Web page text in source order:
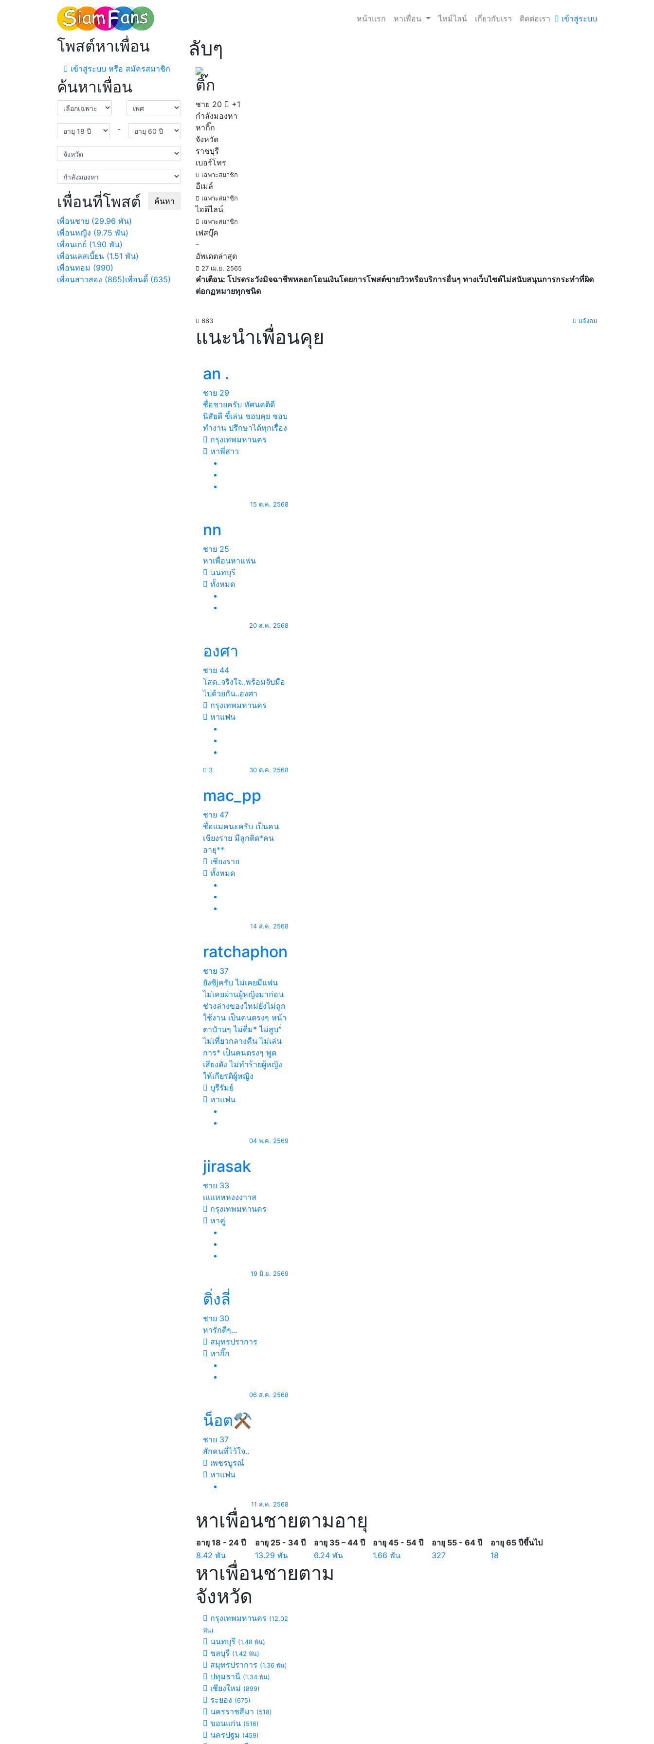
หน้าแรก หาเพื่อน ไทม์ไลน์ เกี่ยวกับเรา ติดต่อเรา เข้าสู่ระบบ
โพสต์หาเพื่อน
เข้าสู่ระบบ หรือ สมัครสมาชิก
ค้นหาเพื่อน
-
ค้นหา
เพื่อนที่โพสต์
เพื่อนชาย (29.96 พัน)
เพื่อนหญิง (9.75 พัน)
เพื่อนเกย์ (1.90 พัน)
เพื่อนเลสเบี้ยน (1.51 พัน)
เพื่อนทอม (990)
เพื่อนสาวสอง (865)เพื่อนดี้ (635)
ลับๆ
ติ๊ก
ชาย 20
+1
กำลังมองหา
หากิ๊ก
จังหวัด
ราชบุรี
เบอร์โทร
เฉพาะสมาชิก
อีเมล์
เฉพาะสมาชิก
ไอดีไลน์
เฉพาะสมาชิก
เฟสบุ๊ค
-
อัพเดตล่าสุด
27 เม.ย. 2565
คำเตือน: โปรดระวังมิจฉาชีพหลอกโอนเงินโดยการโพสต์ขายวิวหรือบริการอื่นๆ ทางเว็บไซต์ไม่สนับสนุนการกระทำที่ผิด
ต่อกฏหมายทุกชนิด
663 แจ้งลบ
แนะนำเพื่อนคุย
an .
ชาย 29
ชื่อชายครับ ทัศนคติดี
นิสัยดี ขี้เล่น ชอบคุย ชอบ
ทำงาน ปรึกษาได้ทุกเรื่อง
กรุงเทพมหานคร
หาพี่สาว
15 ต.ค. 2568
nn
ชาย 25
หาเพื่อนหาแฟน
นนทบุรี
ทั้งหมด
20 ส.ค. 2568
องศา
ชาย 44
โสด..จริงใจ..พร้อมจับมือ
ไปด้วยกัน..องศา
กรุงเทพมหานคร
หาแฟน
3 30 ต.ค. 2568
mac_pp
ชาย 47
ชื่อเเมคนะครับ เป็นคน
เชียงราย มีลูกติด*คน
อายุ**
เชียงราย
ทั้งหมด
14 ส.ค. 2568
ratchaphon
ชาย 37
ยังซิjครับ ไม่เคยมีแฟน
ไม่เคยผ่านผู้หญิงมาก่อน
ช่วงล่างของใหม่ยังไม่ถูก
ใช้งาน เป็นคนตรงๆ หน้า
ตาบัานๆ ไม่ดื่ม* ไม่สูบ*่
ไม่เที่ยวกลางคืน ไม่เล่น
การ* เป็นคนตรงๆ พูด
เสียงดัง ไม่ทำร้ายผู้หญิง
ให้เกียรติผู้หญิง
บุรีรัมย์
หาแฟน
04 พ.ค. 2569
jirasak
ชาย 33
เเเเเหหหงงงาาส
กรุงเทพมหานคร
หาคู่
19 มิ.ย. 2569
ติ่งลี่
ชาย 30
หารักดีๆ...
สมุทรปราการ
หากิ๊ก
06 ส.ค. 2568
น็อต⚒
ชาย 37
สักคนที่ไว้ใจ..
เพชรบูรณ์
หาแฟน
11 ส.ค. 2568
หาเพื่อนชายตามอายุ
อายุ 18 - 24 ปี อายุ 25 - 34 ปี อายุ 35 – 44 ปี อายุ 45 - 54 ปี อายุ 55 - 64 ปี
อายุ 65 ปีขึ้นไป
8.42 พัน
13.29 พัน 6.24 พัน 1.66 พัน 327 18
หาเพื่อนชายตาม
จังหวัด
กรุงเทพมหานคร (12.02
พัน)
นนทบุรี (1.48 พัน)
ชลบุรี (1.42 พัน)
สมุทรปราการ (1.36 พัน)
ปทุมธานี (1.34 พัน)
เชียงใหม่ (899)
ระยอง (675)
นครราชสีมา (518)
ขอนแก่น (516)
นครปฐม (459)